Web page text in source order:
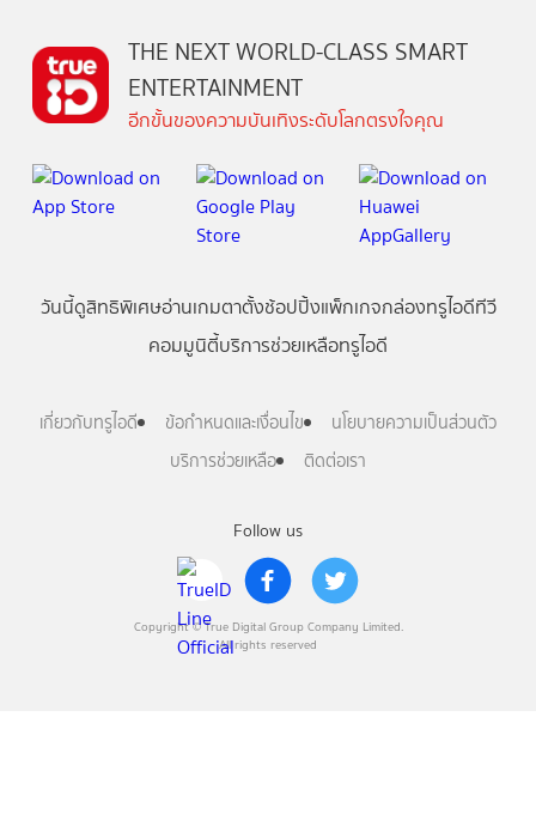
Follow us
Copyright © True Digital Group Company Limited.
All rights reserved
THE NEXT WORLD-CLASS SMART
ENTERTAINMENT
อีกขั้นของความบันเทิงระดับโลกตรงใจคุณ
วันนี้ดูสิทธิพิเศษอ่านเกมตาตั้งช้อปปิ้งแพ็กเกจกล่องทรูไอดีทีวี
คอมมูนิตี้บริการช่วยเหลือทรูไอดี
เกี่ยวกับทรูไอดี ข้อกำหนดและเงื่อนไข
นโยบายความเป็นส่วนตัว
บริการช่วยเหลือ
ติดต่อเรา